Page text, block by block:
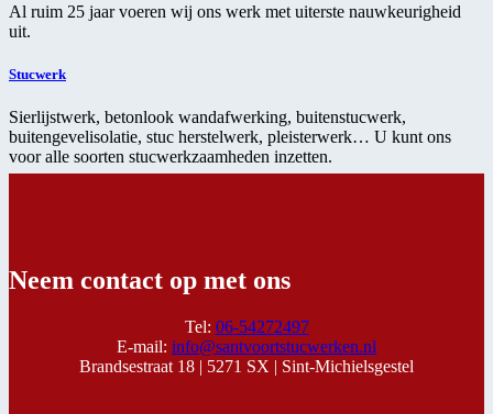
Al ruim 25 jaar voeren wij ons werk met uiterste nauwkeurigheid
uit.
Stucwerk
Sierlijstwerk, betonlook wandafwerking, buitenstucwerk,
buitengevelisolatie, stuc herstelwerk, pleisterwerk… U kunt ons
voor alle soorten stucwerkzaamheden inzetten.
Neem contact op met ons
Tel: 06-54272497
E-mail: info@santvoortstucwerken.nl
Brandsestraat 18 | 5271 SX | Sint-Michielsgestel